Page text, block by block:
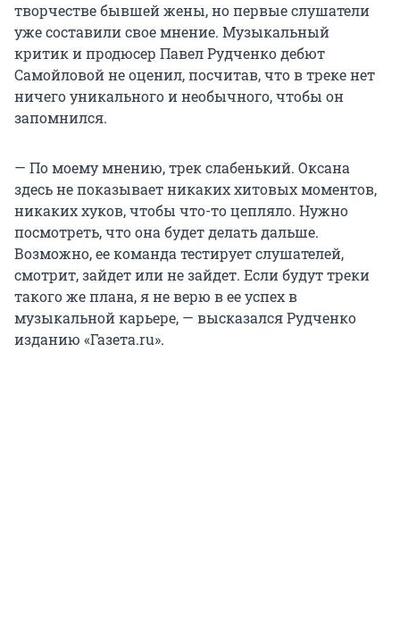
творчестве бывшей жены, но первые слушатели
уже составили свое мнение. Музыкальный
критик и продюсер Павел Рудченко дебют
Самойловой не оценил, посчитав, что в треке нет
ничего уникального и необычного, чтобы он
запомнился.
— По моему мнению, трек слабенький. Оксана
здесь не показывает никаких хитовых моментов,
никаких хуков, чтобы что-то цепляло. Нужно
посмотреть, что она будет делать дальше.
Возможно, ее команда тестирует слушателей,
смотрит, зайдет или не зайдет. Если будут треки
такого же плана, я не верю в ее успех в
музыкальной карьере, — высказался Рудченко
изданию «Газета.ru».